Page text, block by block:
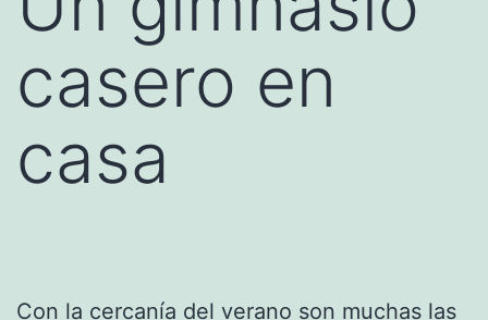
casero en
casa
Con la cercanía del verano son muchas las